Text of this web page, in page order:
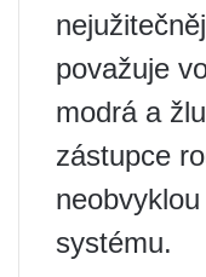
považuje
modrá a
zástupce
systému.